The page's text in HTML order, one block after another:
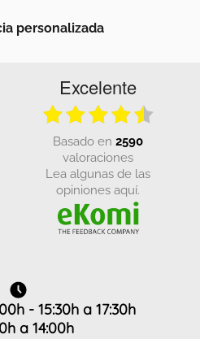
personalizada
Excelente
basado en 2590
valoraciones
Lea algunas de las
opiniones aquí.
- 15:30h a 17:30h
a 14:00h